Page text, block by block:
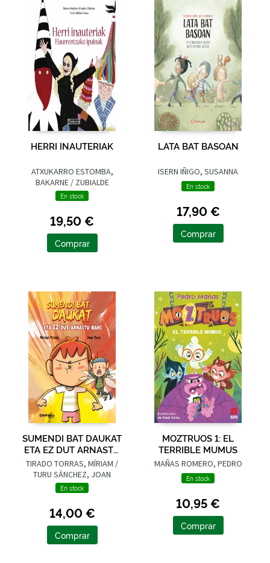
HERRI INAUTERIAK
ATXUKARRO ESTOMBA,
BAKARNE / ZUBIALDE
GRAJIRENA, IZASKUN
En stock
19,50 €
Comprar
LATA BAT BASOAN
ISERN IÑIGO, SUSANNA
En stock
17,90 €
Comprar
SUMENDI BAT DAUKAT
ETA EZ DUT ARNASTU
NAHI
TIRADO TORRAS, MÍRIAM /
TURU SÁNCHEZ, JOAN
En stock
14,00 €
Comprar
MOZTRUOS 1: EL
TERRIBLE MUMUS
MAÑAS ROMERO, PEDRO
En stock
10,95 €
Comprar